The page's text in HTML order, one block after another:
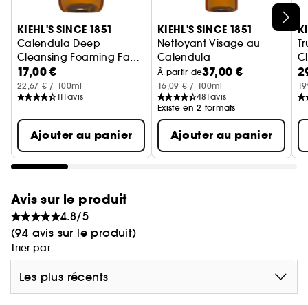
Ignorer le carrousel produits
KIEHL'S SINCE 1851
Calendula Deep
Cleansing Foaming Face
Wash
Nettoyant visage Format voyage
17,00 €
22,67 € / 100ml
111avis
Ajouter au panier
KIEHL'S SINCE 1851
Nettoyant Visage au
Calendula
Calendula Deep Cleansing
À partir de37,00 €
16,09 € / 100ml
481avis
Existe en 2 formats
Ajouter au panier
Avis sur le produit
4.8/5
(94 avis sur le produit)
Trier par
Les plus récents